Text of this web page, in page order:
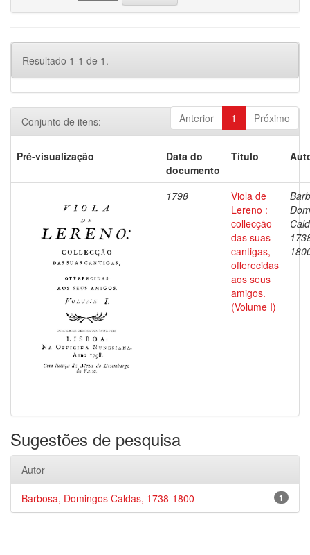
Resultado 1-1 de 1.
Anterior 1 Próximo
Conjunto de itens:
Pré-visualização
Data do
documento
Título
1798
Viola de
Lereno :
collecção
das suas
cantigas,
offerecidas
aos seus
amigos.
(Volume I)
Sugestões de pesquisa
Autor
1
Barbosa, Domingos Caldas, 1738-1800